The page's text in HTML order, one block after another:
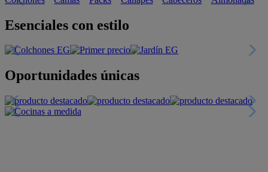
Esenciales con estilo
Oportunidades únicas